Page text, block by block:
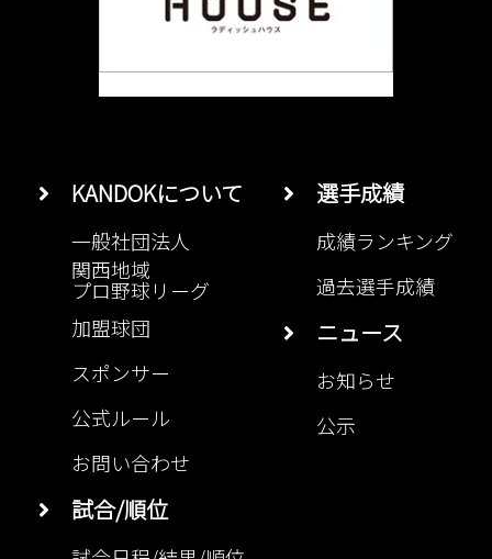
KANDOKについて
一般社団法人
関西地域
プロ野球リーグ
加盟球団
スポンサー
公式ルール
お問い合わせ
試合/順位
選手成績
成績ランキング
過去選手成績
ニュース
お知らせ
公示